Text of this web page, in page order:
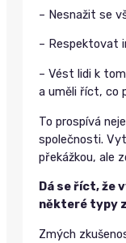
– Nesnažit se
– Respektovat
– Vést lidi k
a uměli říct, co
To prospívá
společnosti.
překážkou, ale
Dá se říct, že
některé typy
Zmých